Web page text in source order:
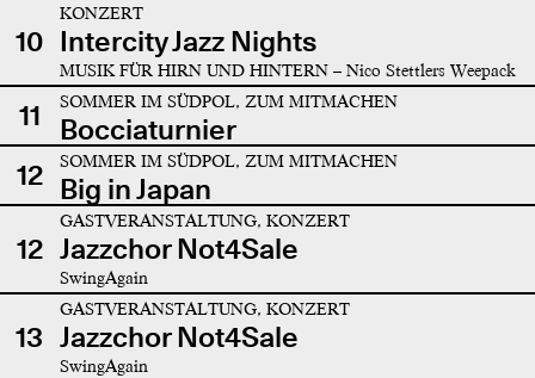
10
KONZERT
Intercity Jazz Nights
MUSIK FÜR HIRN UND HINTERN – Nico Stettlers Weepack
11 SOMMER IM SÜDPOL, ZUM MITMACHEN
Bocciaturnier
12
SOMMER IM SÜDPOL, ZUM MITMACHEN
Big in Japan
12
GASTVERANSTALTUNG, KONZERT
Jazzchor Not4Sale
SwingAgain
13
GASTVERANSTALTUNG, KONZERT
Jazzchor Not4Sale
SwingAgain